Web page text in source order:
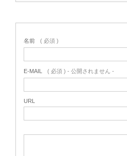
名前 ( 必須 )
E-MAIL ( 必須 ) - 公開されません -
URL